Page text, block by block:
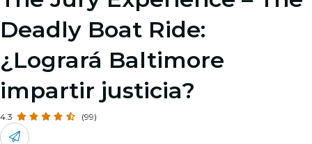
Deadly Boat Ride:
¿Logrará Baltimore
impartir justicia?
4.3 (99)